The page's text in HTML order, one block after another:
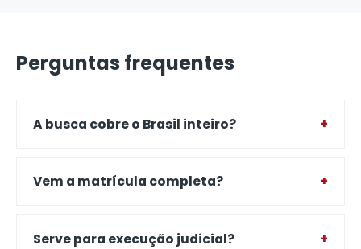
Perguntas frequentes
A busca cobre o Brasil inteiro?
Vem a matrícula completa?
Serve para execução judicial?